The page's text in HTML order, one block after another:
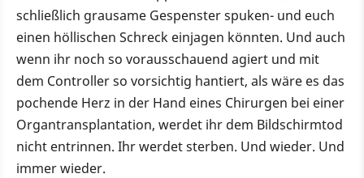
schließlich grausame Gespenster spuken- und euch
einen höllischen Schreck einjagen könnten. Und auch
wenn ihr noch so vorausschauend agiert und mit
dem Controller so vorsichtig hantiert, als wäre es das
pochende Herz in der Hand eines Chirurgen bei einer
Organtransplantation, werdet ihr dem Bildschirmtod
nicht entrinnen. Ihr werdet sterben. Und wieder. Und
immer wieder.